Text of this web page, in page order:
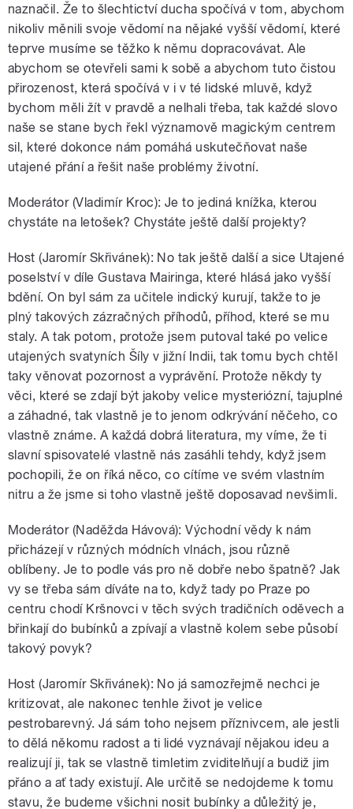
naznačil. Že to šlechtictví ducha spočívá v tom, abychom
nikoliv měnili svoje vědomí na nějaké vyšší vědomí, které
teprve musíme se těžko k němu dopracovávat. Ale
abychom se otevřeli sami k sobě a abychom tuto čistou
přirozenost, která spočívá v i v té lidské mluvě, když
bychom měli žít v pravdě a nelhali třeba, tak každé slovo
naše se stane bych řekl významově magickým centrem
sil, které dokonce nám pomáhá uskutečňovat naše
utajené přání a řešit naše problémy životní.
Moderátor (Vladimír Kroc): Je to jediná knížka, kterou
chystáte na letošek? Chystáte ještě další projekty?
Host (Jaromír Skřivánek): No tak ještě další a sice Utajené
poselství v díle Gustava Mairinga, které hlásá jako vyšší
bdění. On byl sám za učitele indický kurují, takže to je
plný takových zázračných příhodů, příhod, které se mu
staly. A tak potom, protože jsem putoval také po velice
utajených svatyních Šíly v jižní Indii, tak tomu bych chtěl
taky věnovat pozornost a vyprávění. Protože někdy ty
věci, které se zdají být jakoby velice mysteriózní, tajuplné
a záhadné, tak vlastně je to jenom odkrývání něčeho, co
vlastně známe. A každá dobrá literatura, my víme, že ti
slavní spisovatelé vlastně nás zasáhli tehdy, když jsem
pochopili, že on říká něco, co cítíme ve svém vlastním
nitru a že jsme si toho vlastně ještě doposavad nevšimli.
Moderátor (Naděžda Hávová): Východní vědy k nám
přicházejí v různých módních vlnách, jsou různě
oblíbeny. Je to podle vás pro ně dobře nebo špatně? Jak
vy se třeba sám díváte na to, když tady po Praze po
centru chodí Kršnovci v těch svých tradičních oděvech a
břinkají do bubínků a zpívají a vlastně kolem sebe působí
takový povyk?
Host (Jaromír Skřivánek): No já samozřejmě nechci je
kritizovat, ale nakonec tenhle život je velice
pestrobarevný. Já sám toho nejsem příznivcem, ale jestli
to dělá někomu radost a ti lidé vyznávají nějakou ideu a
realizují ji, tak se vlastně timletim zviditelňují a budiž jim
přáno a ať tady existují. Ale určitě se nedojdeme k tomu
stavu, že budeme všichni nosit bubínky a důležitý je,